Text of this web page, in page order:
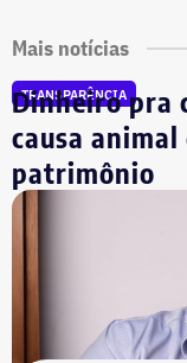
Mais notícias
TRANSPARÊNCIA
Dinheiro pra
causa animal
patrimônio